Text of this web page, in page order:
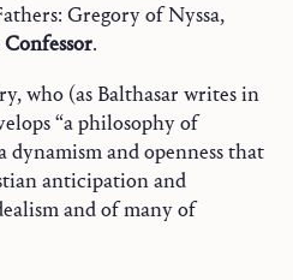
Gregory of Nyssa,
.
who (as Balthasar writes in
“a philosophy of
dynamism and openness that
anticipation and
and of many of